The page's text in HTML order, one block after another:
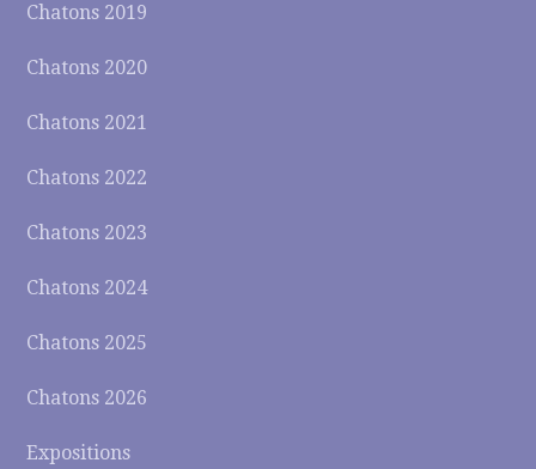
Chatons 2019
Chatons 2020
Chatons 2021
Chatons 2022
Chatons 2023
Chatons 2024
Chatons 2025
Chatons 2026
Expositions